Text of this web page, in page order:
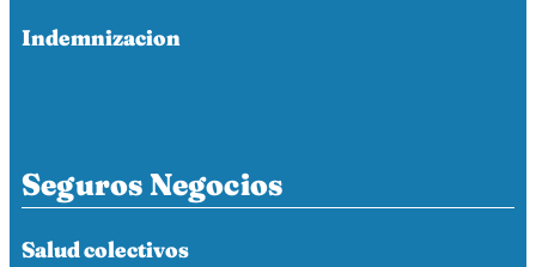
Indemnizacion
Seguros Negocios
Salud colectivos